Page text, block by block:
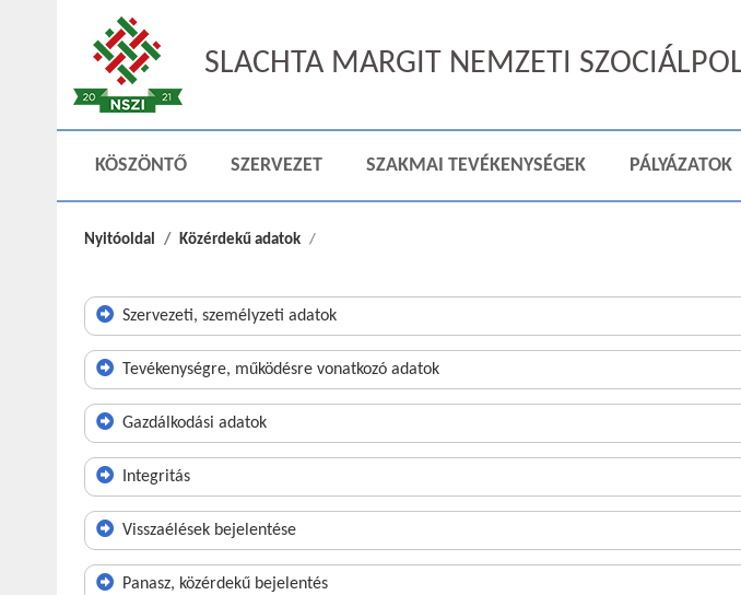
SLACHTA MARGIT NEMZETI
KÖSZÖNTŐ SZERVEZET SZAKMAI TEVÉKENYSÉGEK PÁLYÁZATOK
Nyitóoldal Közérdekű adatok
Szervezeti, személyzeti adatok
Tevékenységre, működésre vonatkozó adatok
Gazdálkodási adatok
Integritás
Visszaélések bejelentése
Panasz, közérdekű bejelentés